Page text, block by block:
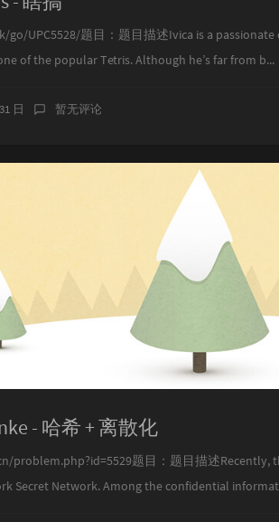
UPC5528/题目：题目描述Ivica is a
of the popular Tetris. Although he’s far from b...
日 暂无评论
- 哈希 + 离散化
problem.php?id=5529题目：题目描述Recently,
Secret Network. Among the confidential